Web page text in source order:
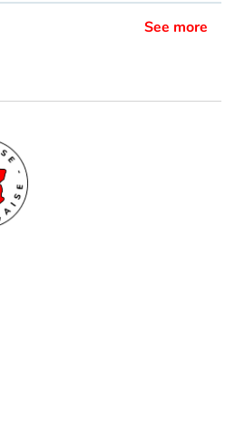
See more